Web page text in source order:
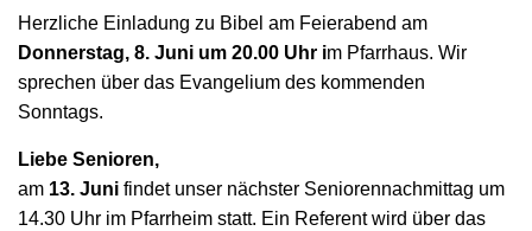
Herzliche Einladung zu Bibel am Feierabend am
Donnerstag, 8. Juni um 20.00 Uhr im Pfarrhaus. Wir
sprechen über das Evangelium des kommenden
Sonntags.
Liebe Senioren,
am 13. Juni findet unser nächster Seniorennachmittag um
14.30 Uhr im Pfarrheim statt. Ein Referent wird über das